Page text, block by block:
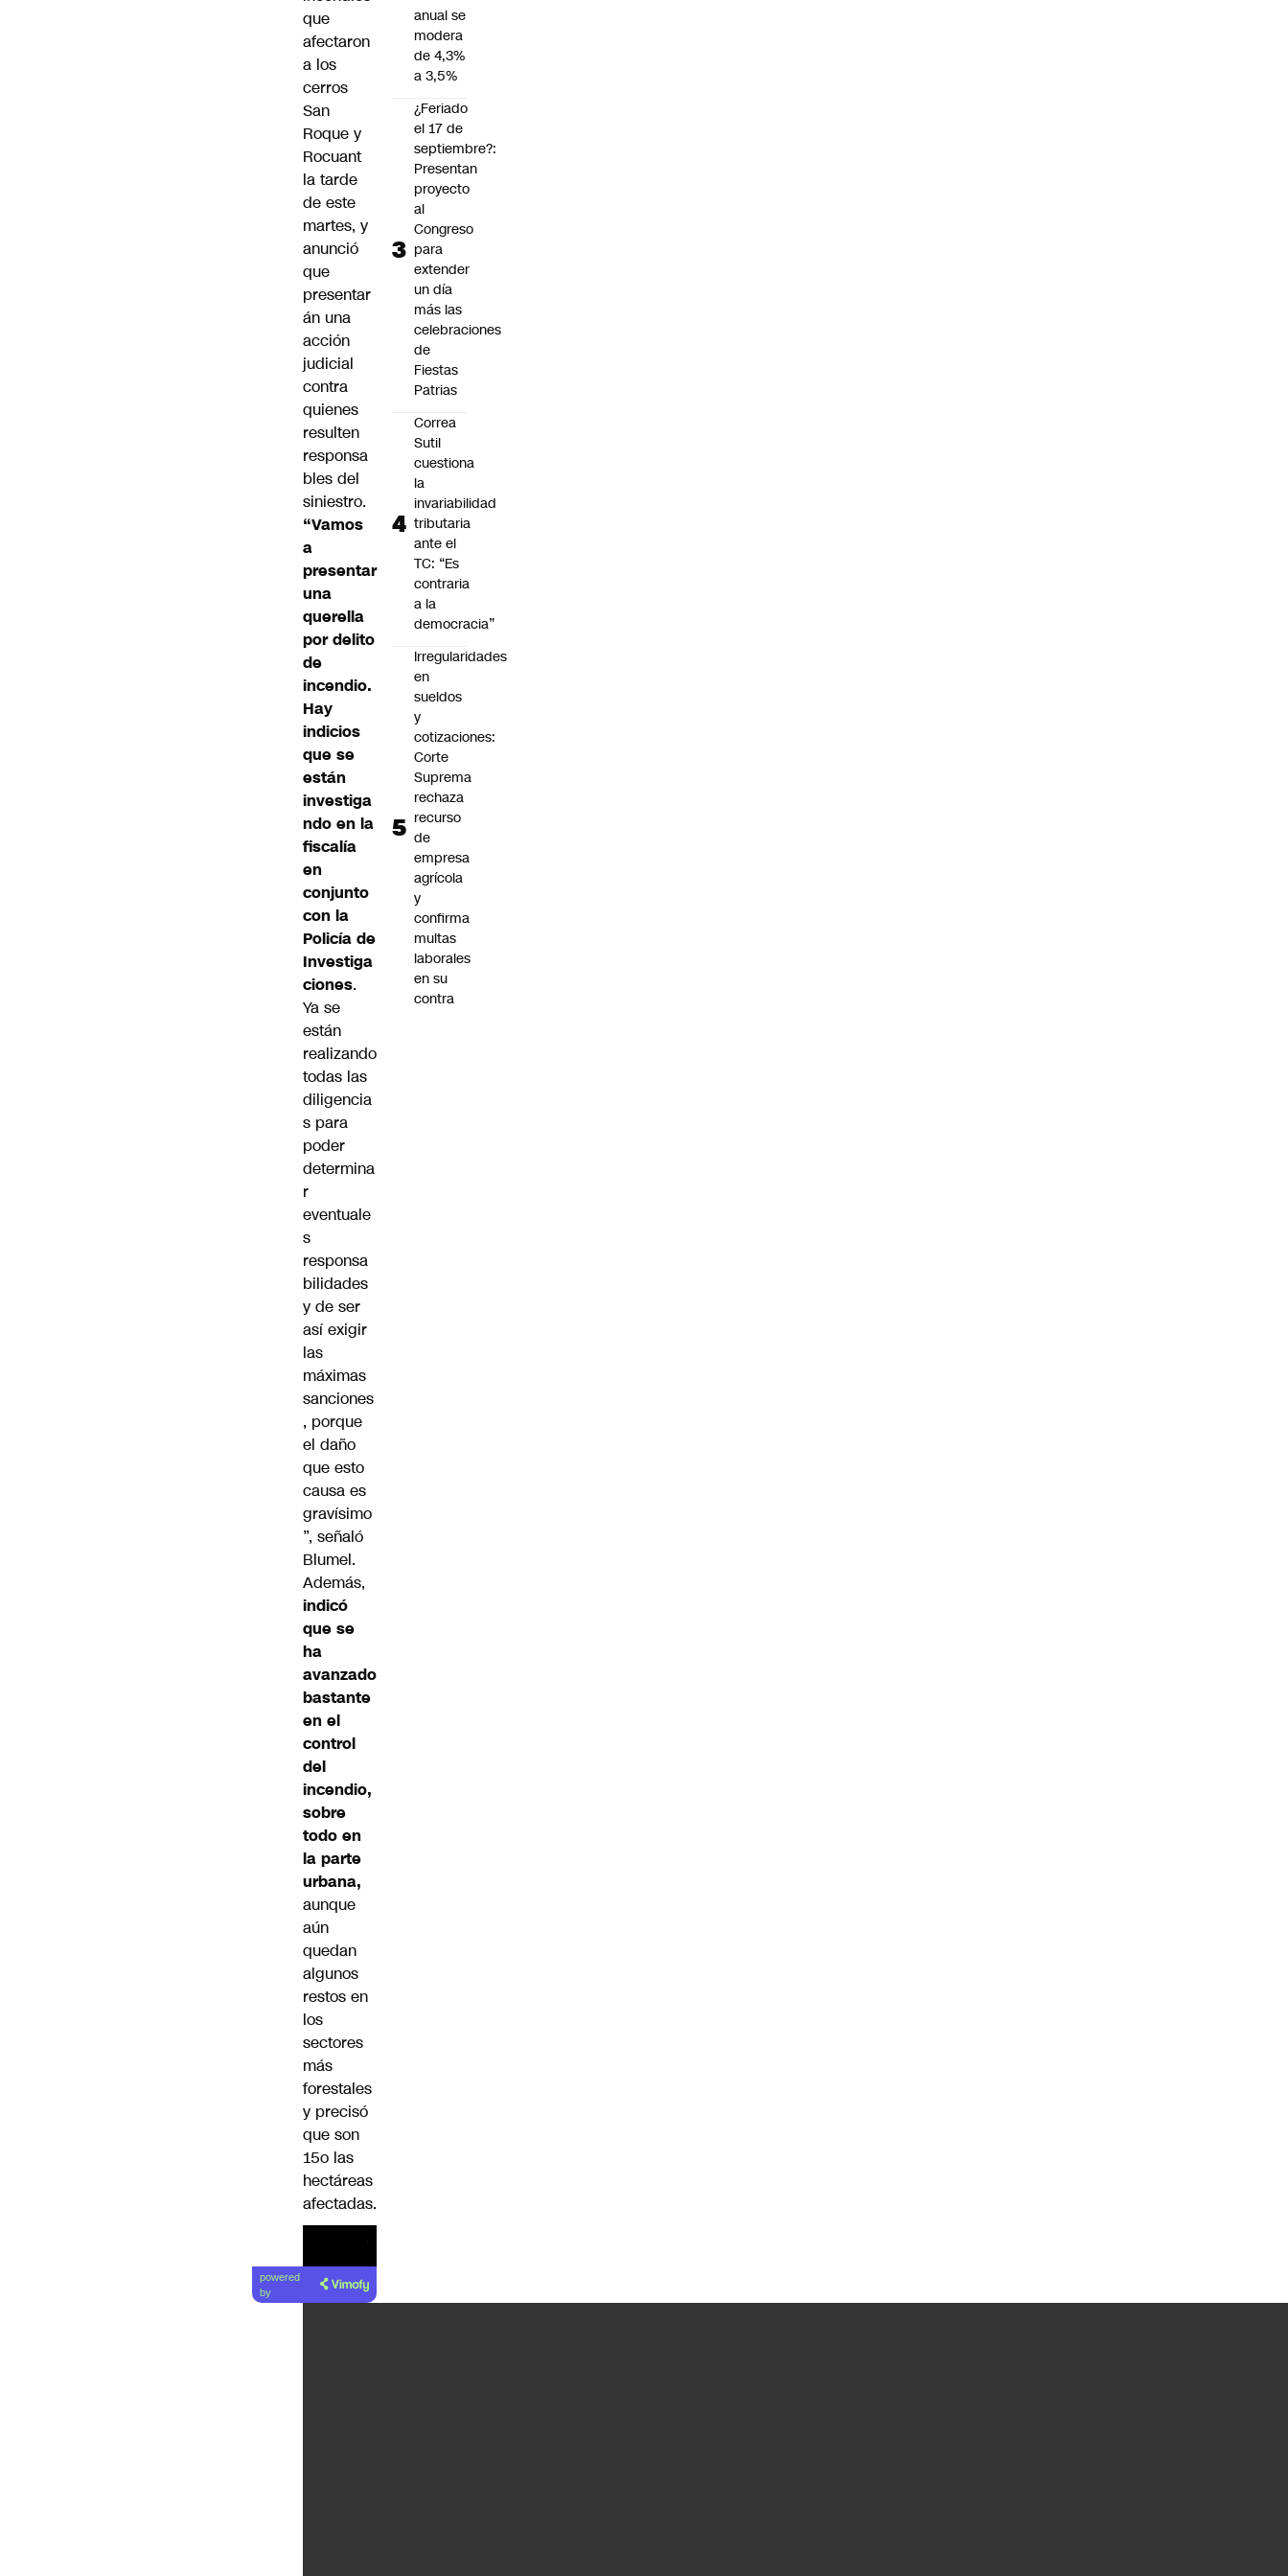
que
afectaron
a los
cerros
San
Roque y
Rocuant
la tarde
de este
martes, y
anunció
que
presentar
án una
acción
judicial
contra
quienes
resulten
responsa
bles del
siniestro.
“Vamos
a
presentar
una
querella
por delito
de
incendio.
Hay
indicios
que se
están
investiga
ndo en la
fiscalía
en
conjunto
con la
Policía de
Investiga
ciones.
Ya se
están
realizando
todas las
diligencia
s para
poder
determina
r
eventuale
s
responsa
bilidades
y de ser
así exigir
las
máximas
sanciones
, porque
el daño
que esto
causa es
gravísimo
”, señaló
Blumel.
Además,
indicó
que se
ha
avanzado
bastante
en el
control
del
incendio,
sobre
todo en
la parte
urbana,
aunque
aún
quedan
algunos
restos en
los
sectores
más
forestales
y precisó
que son
15o las
hectáreas
afectadas.
Lea el
artículo
powered
by
anual se
modera
de 4,3%
a 3,5%
¿Feriado
el 17 de
septiembre?:
Presentan
proyecto
al
Congreso
para
extender
un día
más las
celebraciones
de
Fiestas
Patrias
Correa
Sutil
cuestiona
la
invariabilidad
tributaria
ante el
TC: “Es
contraria
a la
democracia”
Irregularidades
en
sueldos
y
cotizaciones:
Corte
Suprema
rechaza
recurso
de
empresa
agrícola
y
confirma
multas
laborales
en su
contra